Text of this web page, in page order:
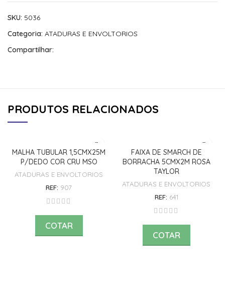
SKU: 5036
Categoria: ATADURAS E ENVOLTORIOS
Compartilhar:
PRODUTOS RELACIONADOS
MALHA TUBULAR 1,5CMX25M
P/DEDO COR CRU MSO
ATADURAS E ENVOLTORIOS
REF: 907
COTAR
FAIXA DE SMARCH DE
BORRACHA 5CMX2M ROSA
TAYLOR
ATADURAS E ENVOLTORIOS
REF: 641
COTAR